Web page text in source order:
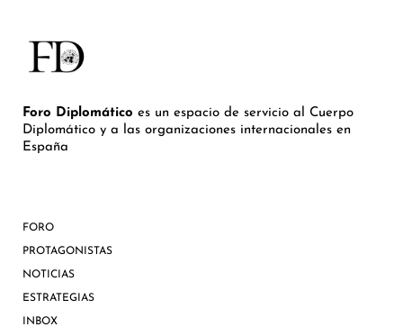
Foro Diplomático es un espacio de servicio al Cuerpo
Diplomático y a las organizaciones internacionales en
España
FORO
PROTAGONISTAS
NOTICIAS
ESTRATEGIAS
INBOX